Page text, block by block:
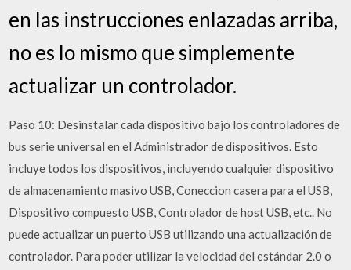
en las instrucciones enlazadas arriba,
no es lo mismo que simplemente
actualizar un controlador.
Paso 10: Desinstalar cada dispositivo bajo los controladores de
bus serie universal en el Administrador de dispositivos. Esto
incluye todos los dispositivos, incluyendo cualquier dispositivo
de almacenamiento masivo USB, Coneccion casera para el USB,
Dispositivo compuesto USB, Controlador de host USB, etc.. No
puede actualizar un puerto USB utilizando una actualización de
controlador. Para poder utilizar la velocidad del estándar 2.0 o